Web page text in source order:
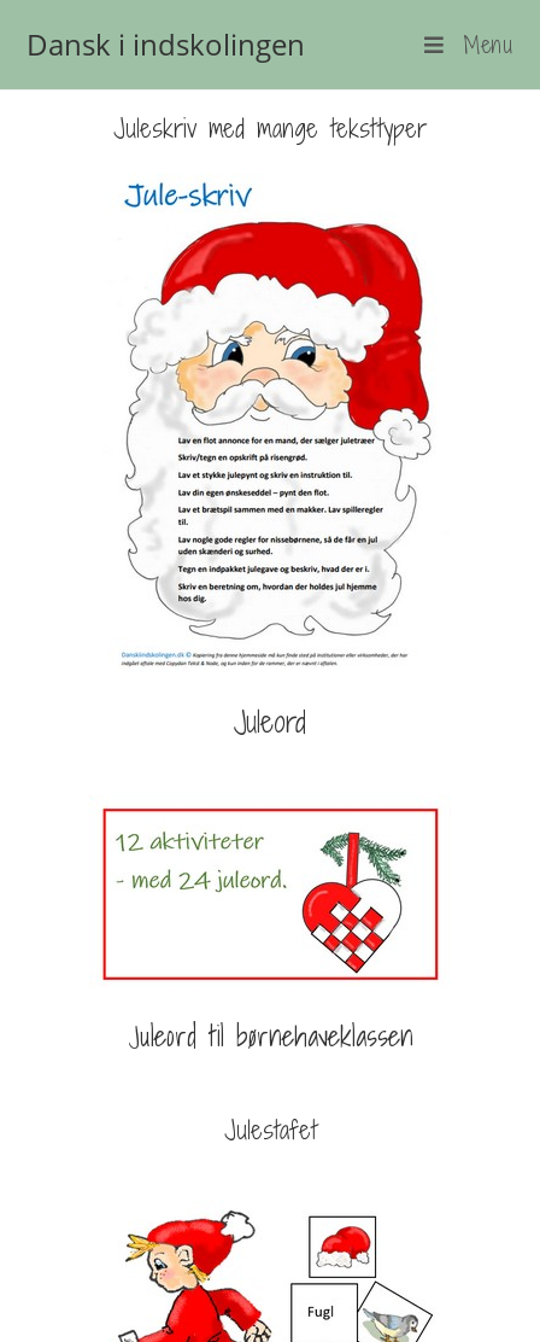
Dansk i indskolingen Menu
Juleskriv med mange teksttyper
Juleord
Juleord til børnehaveklassen
Julestafet